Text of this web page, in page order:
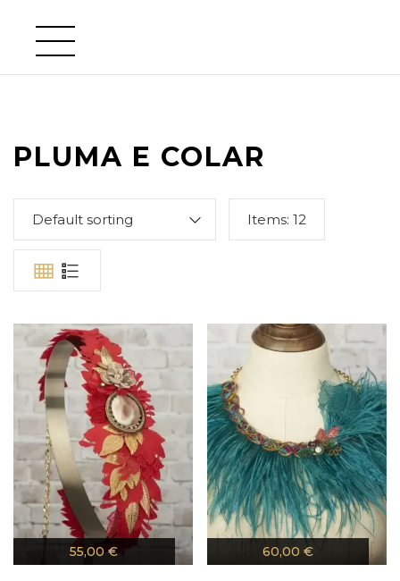
PLUMA E COLAR
Default sorting Items: 12
55,00€ 60,00 €